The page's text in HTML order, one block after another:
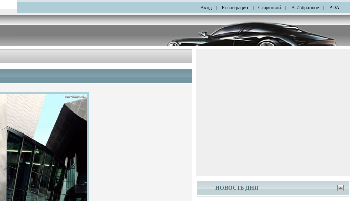
Вход | Регистрация | Стартовой | В Избранное | PDA
НОВОСТЬ ДНЯ